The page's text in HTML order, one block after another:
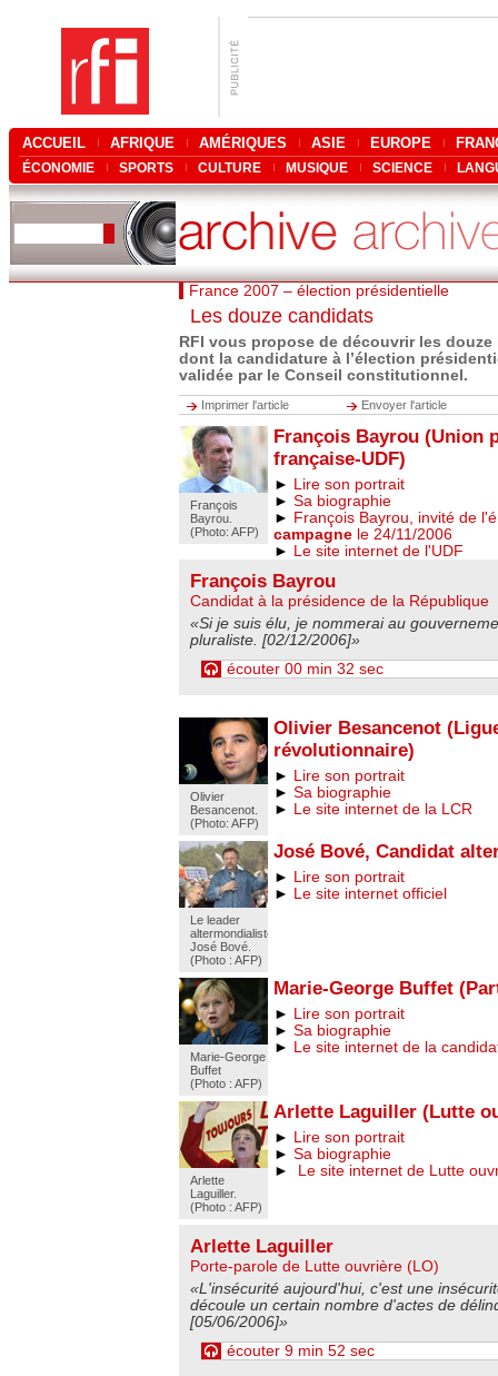
ACCUEIL AFRIQUE AMÉRIQUES ASIE EUROPE
ÉCONOMIE SPORTS CULTURE MUSIQUE SCIENCE
France 2007 – élection présidentielle
Les douze candidats
RFI vous propose de découvrir les douze
dont la candidature à l’élection
validée par le Conseil constitutionnel.
Imprimer l'article Envoyer l'article
François
Bayrou.
(Photo: AFP)
François Bayrou (Union
française-UDF)
► Lire son portrait
► Sa biographie
► François Bayrou, invité de
campagne le 24/11/2006
► Le site internet de l'UDF
François Bayrou
Candidat à la présidence de la République
«Si je suis élu, je nommerai au
pluraliste. [02/12/2006]»
écouter 00 min 32 sec
Olivier
Besancenot.
(Photo: AFP)
Olivier Besancenot
révolutionnaire)
► Lire son portrait
► Sa biographie
► Le site internet de la LCR
Le leader
altermondialiste
José Bové.
(Photo : AFP)
José Bové, Candidat
► Lire son portrait
► Le site internet officiel
Marie-George
Buffet
(Photo : AFP)
Marie-George Buffet
► Lire son portrait
► Sa biographie
► Le site internet de la
Arlette
Laguiller.
(Photo : AFP)
Arlette Laguiller (Lutte
► Lire son portrait
► Sa biographie
►
Le site internet de Lutte
Arlette Laguiller
Porte-parole de Lutte ouvrière (LO)
«L'insécurité aujourd'hui, c'est une
découle un certain nombre d'actes de
[05/06/2006]»
écouter 9 min 52 sec